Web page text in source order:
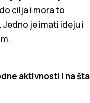
cilja i mora to
je imati ideju i
aktivnosti i na šta